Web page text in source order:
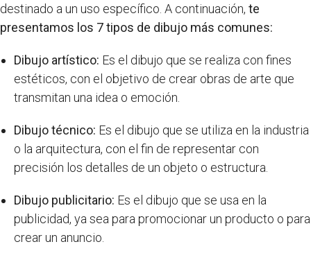
destinado a un uso específico. A continuación, te
presentamos los 7 tipos de dibujo más comunes:
Dibujo artístico: Es el dibujo que se realiza con fines
estéticos, con el objetivo de crear obras de arte que
transmitan una idea o emoción.
Dibujo técnico: Es el dibujo que se utiliza en la industria
o la arquitectura, con el fin de representar con
precisión los detalles de un objeto o estructura.
Dibujo publicitario: Es el dibujo que se usa en la
publicidad, ya sea para promocionar un producto o para
crear un anuncio.